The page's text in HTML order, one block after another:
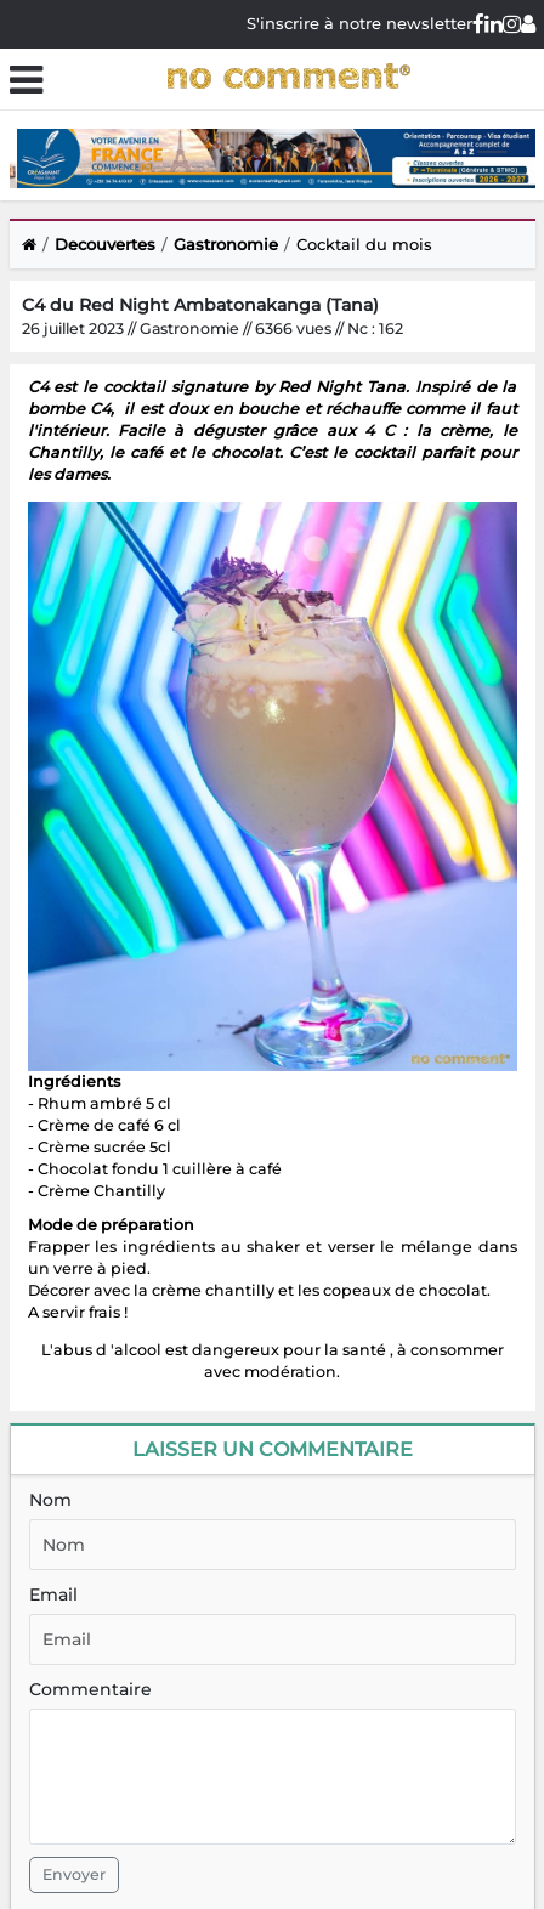
S'inscrire à notre newsletter
Decouvertes Gastronomie Cocktail du mois
C4 du Red Night Ambatonakanga (Tana)
26 juillet 2023 // Gastronomie // 6366 vues // Nc : 162
C4 est le cocktail signature by Red Night Tana. Inspiré de la
bombe C4, il est doux en bouche et réchauffe comme il faut
l'intérieur. Facile à déguster grâce aux 4 C : la crème, le
Chantilly, le café et le chocolat. C’est le cocktail parfait pour
les dames.
Ingrédients
- Rhum ambré 5 cl
- Crème de café 6 cl
- Crème sucrée 5cl
- Chocolat fondu 1 cuillère à café
- Crème Chantilly
Mode de préparation
Frapper les ingrédients au shaker et verser le mélange dans
un verre à pied.
Décorer avec la crème chantilly et les copeaux de chocolat.
A servir frais !
L'abus d 'alcool est dangereux pour la santé , à consommer
avec modération.
LAISSER UN COMMENTAIRE
Nom
Email
Commentaire
Envoyer